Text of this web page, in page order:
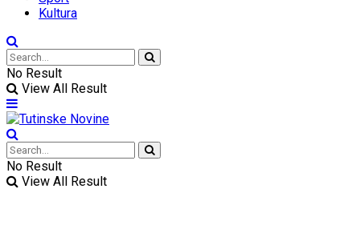
Kultura
No Result
View All Result
No Result
View All Result